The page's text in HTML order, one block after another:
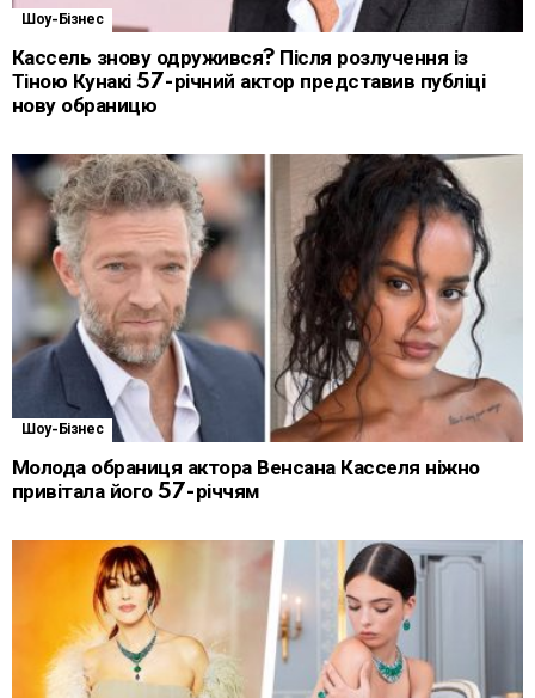
Шоу-Бізнес
Кассель знову одружився? Після розлучення із
Тіною Кунакі 57-річний актор представив публіці
нову обраницю
Шоу-Бізнес
Молода обраниця актора Венсана Касселя ніжно
привітала його 57-річчям